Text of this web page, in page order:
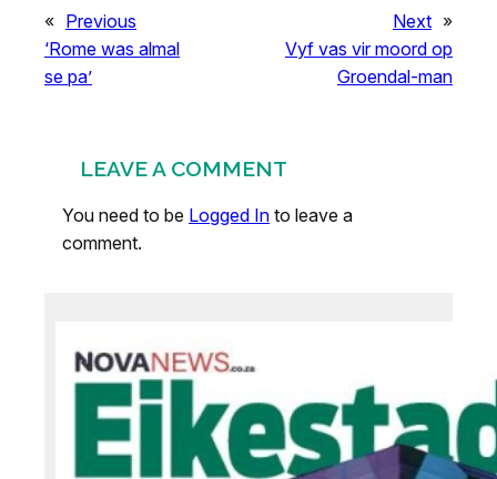
« Previous
‘Rome was almal
se pa’
Next »
Vyf vas vir moord op
Groendal-man
LEAVE A COMMENT
You need to be Logged In to leave a
comment.